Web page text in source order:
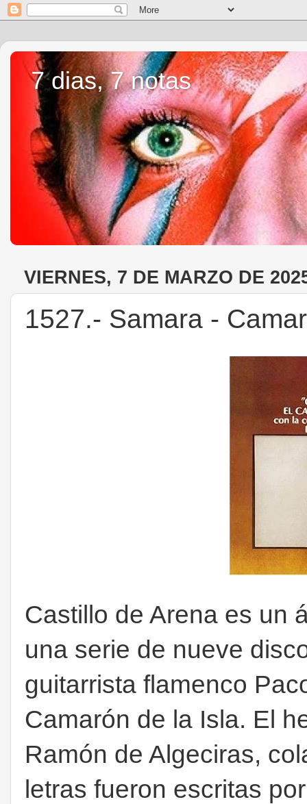
7 dias, 7 notas
VIERNES, 7 DE MARZO DE
1527.- Samara -
Castillo de Arena es un
una serie de nueve
guitarrista flamenco
Camarón de la Isla. El
Ramón de Algeciras,
letras fueron escritas